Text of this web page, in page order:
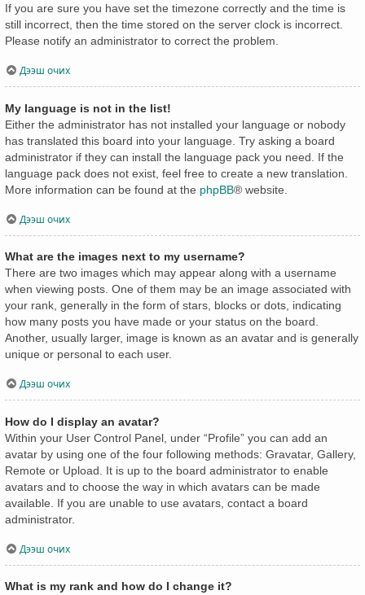
If you are sure you have set the timezone correctly and the time is
still incorrect, then the time stored on the server clock is incorrect.
Please notify an administrator to correct the problem.
Дээш очих
My language is not in the list!
Either the administrator has not installed your language or nobody
has translated this board into your language. Try asking a board
administrator if they can install the language pack you need. If the
language pack does not exist, feel free to create a new translation.
More information can be found at the phpBB® website.
Дээш очих
What are the images next to my username?
There are two images which may appear along with a username
when viewing posts. One of them may be an image associated with
your rank, generally in the form of stars, blocks or dots, indicating
how many posts you have made or your status on the board.
Another, usually larger, image is known as an avatar and is generally
unique or personal to each user.
Дээш очих
How do I display an avatar?
Within your User Control Panel, under “Profile” you can add an
avatar by using one of the four following methods: Gravatar, Gallery,
Remote or Upload. It is up to the board administrator to enable
avatars and to choose the way in which avatars can be made
available. If you are unable to use avatars, contact a board
administrator.
Дээш очих
What is my rank and how do I change it?